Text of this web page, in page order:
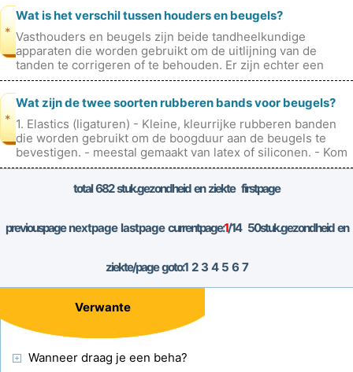
*
Wat is het verschil tussen houders en beugels?
Vasthouders en beugels zijn beide tandheelkundige
apparaten die worden gebruikt om de uitlijning van de
tanden te corrigeren of te behouden. Er zijn echter een
aantal belangrijke verschillen
*
Wat zijn de twee soorten rubberen bands voor beugels?
1. Elastics (ligaturen) - Kleine, kleurrijke rubberen banden
die worden gebruikt om de boogduur aan de beugels te
bevestigen. - meestal gemaakt van latex of siliconen. - Kom
in verschill
total682stuk.gezondheid en ziekte firstpage
previouspagenextpage lastpagecurrentpage:1/14 50stuk.gezondheid en
ziekte/page goto:1 2 3 4 5 6 7
Verwante
Wanneer draag je een beha?